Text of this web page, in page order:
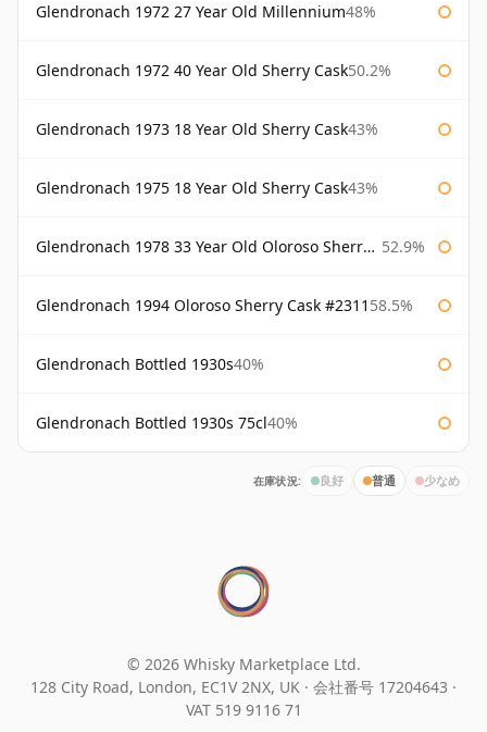
Glendronach 1972 27 Year Old Millennium48%
Glendronach 1972 40 Year Old Sherry Cask50.2%
Glendronach 1973 18 Year Old Sherry Cask43%
Glendronach 1975 18 Year Old Sherry Cask43%
Glendronach 1978 33 Year Old Oloroso Sherry Cask #1068 52.9%
Glendronach 1994 Oloroso Sherry Cask #2311 58.5%
Glendronach Bottled 1930s40%
Glendronach Bottled 1930s 75cl40%
在庫状況: 良好 普通 少なめ
© 2026 Whisky Marketplace Ltd.
128 City Road, London, EC1V 2NX, UK · 会社番号 17204643 ·
VAT 519 9116 71